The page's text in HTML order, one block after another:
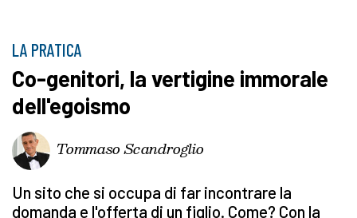
LA PRATICA
Co-genitori, la vertigine immorale
dell'egoismo
Tommaso Scandroglio
Un sito che si occupa di far incontrare la
domanda e l'offerta di un figlio. Come? Con la